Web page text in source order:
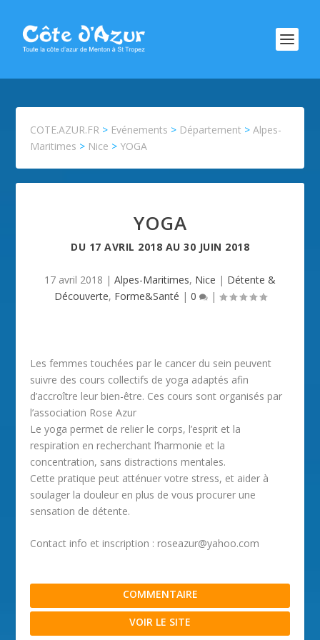
COTE.AZUR.FR > Evénements > Département >Alpes-
Maritimes > Nice > YOGA
YOGA
DU 17 AVRIL 2018 AU 30 JUIN 2018
17 avril 2018 | Alpes-Maritimes, Nice | Détente &
Découverte, Forme&Santé | 0 |
Les femmes touchées par le cancer du sein peuvent
suivre des cours collectifs de yoga adaptés afin
d’accroître leur bien-être. Ces cours sont organisés par
l’association Rose Azur
Le yoga permet de relier le corps, l’esprit et la
respiration en recherchant l’harmonie et la
concentration, sans distractions mentales.
Cette pratique peut atténuer votre stress, et aider à
soulager la douleur en plus de vous procurer une
sensation de détente.
Contact info et inscription : roseazur@yahoo.com
COMMENTAIRE
VOIR LE SITE